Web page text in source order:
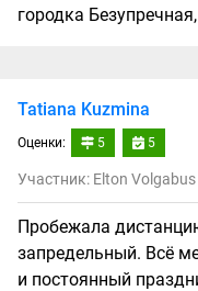
городка
Tatiana Kuzmina
Оценки: 5 5
Участник: Elton
Пробежала
запредельный. Всё
и постоянный